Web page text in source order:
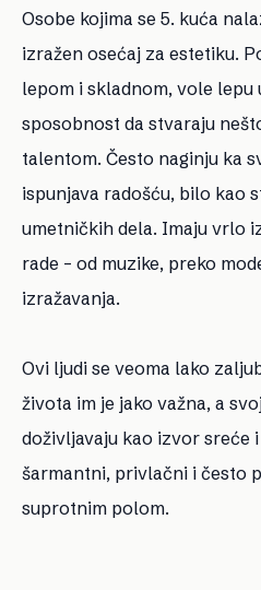
Osobe kojima se 5. kuća
izražen osećaj za estetiku.
lepom i skladnom, vole lepu
sposobnost da stvaraju
talentom. Često naginju ka
ispunjava radošću, bilo kao
umetničkih dela. Imaju vrlo
rade – od muzike, preko
izražavanja.
Ovi ljudi se veoma lako
života im je jako važna, a
doživljavaju kao izvor sreće
šarmantni, privlačni i često
suprotnim polom.